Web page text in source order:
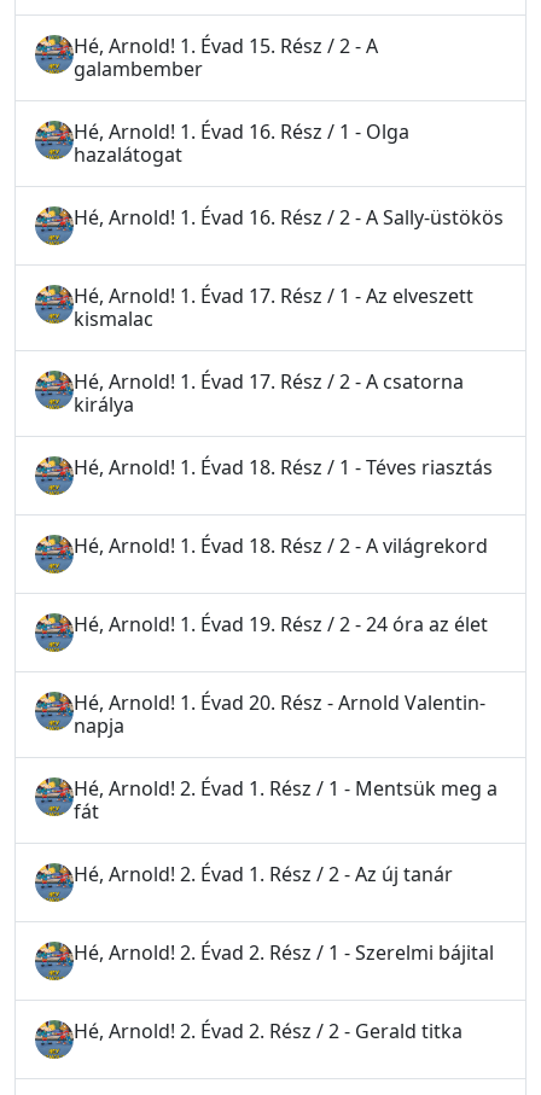
Hé, Arnold! 1. Évad 15. Rész / 2 - A
galambember
Hé, Arnold! 1. Évad 16. Rész / 1 - Olga
hazalátogat
Hé, Arnold! 1. Évad 16. Rész / 2 - A Sally-üstökös
Hé, Arnold! 1. Évad 17. Rész / 1 - Az elveszett
kismalac
Hé, Arnold! 1. Évad 17. Rész / 2 - A csatorna
királya
Hé, Arnold! 1. Évad 18. Rész / 1 - Téves riasztás
Hé, Arnold! 1. Évad 18. Rész / 2 - A világrekord
Hé, Arnold! 1. Évad 19. Rész / 2 - 24 óra az élet
Hé, Arnold! 1. Évad 20. Rész - Arnold Valentin-
napja
Hé, Arnold! 2. Évad 1. Rész / 1 - Mentsük meg a
fát
Hé, Arnold! 2. Évad 1. Rész / 2 - Az új tanár
Hé, Arnold! 2. Évad 2. Rész / 1 - Szerelmi bájital
Hé, Arnold! 2. Évad 2. Rész / 2 - Gerald titka